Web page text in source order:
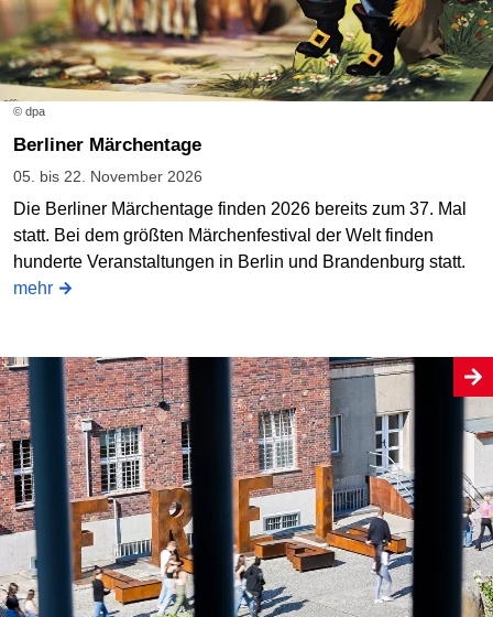
© dpa
Berliner Märchentage
05. bis 22. November 2026
Die Berliner Märchentage finden 2026 bereits zum 37. Mal
statt. Bei dem größten Märchenfestival der Welt finden
hunderte Veranstaltungen in Berlin und Brandenburg statt.
mehr